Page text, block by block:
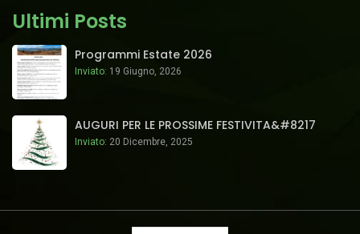
Ultimi Posts
Programmi Estate 2026
Inviato: 19 Giugno, 2026
AUGURI PER LE PROSSIME FESTIVITA&#8217
Inviato: 20 Dicembre, 2025